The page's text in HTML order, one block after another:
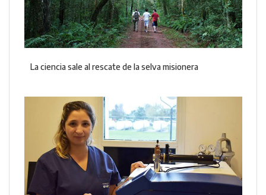
La ciencia sale al rescate de la selva misionera